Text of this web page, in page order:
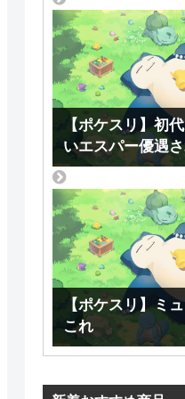
【ポケスリ】初
いエスパー優遇
【ポケスリ】ミ
これ